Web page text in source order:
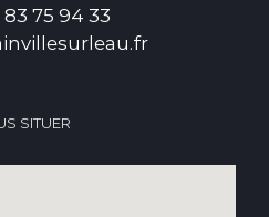
83 75 94 33
SITUER